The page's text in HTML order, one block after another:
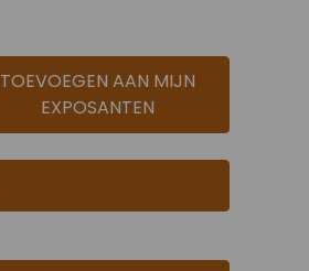
TOEVOEGEN AAN MIJN
EXPOSANTEN